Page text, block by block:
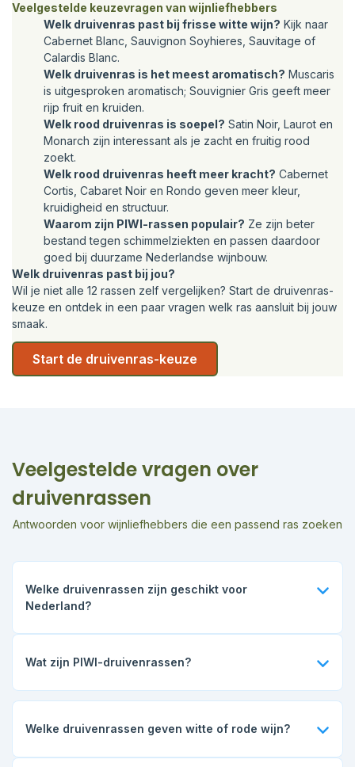
Veelgestelde keuzevragen van wijnliefhebbers
Welk druivenras past bij frisse witte wijn? Kijk naar
Cabernet Blanc, Sauvignon Soyhieres, Sauvitage of
Calardis Blanc.
Welk druivenras is het meest aromatisch? Muscaris
is uitgesproken aromatisch; Souvignier Gris geeft meer
rijp fruit en kruiden.
Welk rood druivenras is soepel? Satin Noir, Laurot en
Monarch zijn interessant als je zacht en fruitig rood
zoekt.
Welk rood druivenras heeft meer kracht? Cabernet
Cortis, Cabaret Noir en Rondo geven meer kleur,
kruidigheid en structuur.
Waarom zijn PIWI-rassen populair? Ze zijn beter
bestand tegen schimmelziekten en passen daardoor
goed bij duurzame Nederlandse wijnbouw.
Welk druivenras past bij jou?
Wil je niet alle 12 rassen zelf vergelijken? Start de druivenras-
keuze en ontdek in een paar vragen welk ras aansluit bij jouw
smaak.
Start de druivenras-keuze
Veelgestelde vragen over
druivenrassen
Antwoorden voor wijnliefhebbers die een passend ras zoeken
Welke druivenrassen zijn geschikt voor
Nederland?
Voor Nederland zijn vooral vroegrijpe en
Muscaris, Souvignier Gris, Cabernet Blanc, Rondo en
vochtiger klimaat.
Wat zijn PIWI-druivenrassen?
PIWI-rassen zijn druivenrassen met natuurlijke weerstand
duurzame wijnbouw, omdat er minder gewasbescherming
Welke druivenrassen geven witte of rode wijn?
Voor wit gebruikt Domein Bergen onder meer Muscaris,